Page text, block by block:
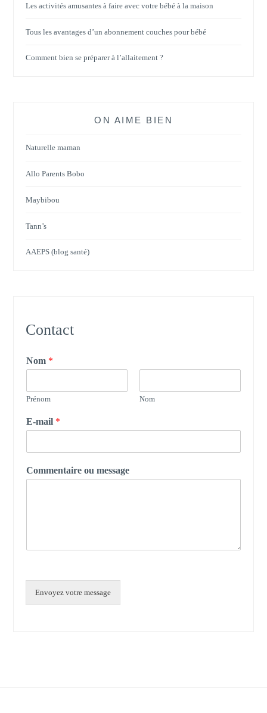
Les activités amusantes à faire avec votre bébé à la maison
Tous les avantages d’un abonnement couches pour bébé
Comment bien se préparer à l’allaitement ?
ON AIME BIEN
Naturelle maman
Allo Parents Bobo
Maybibou
Tann’s
AAEPS (blog santé)
Contact
Nom *
Prénom Nom
E-mail *
Commentaire ou message
Envoyez votre message